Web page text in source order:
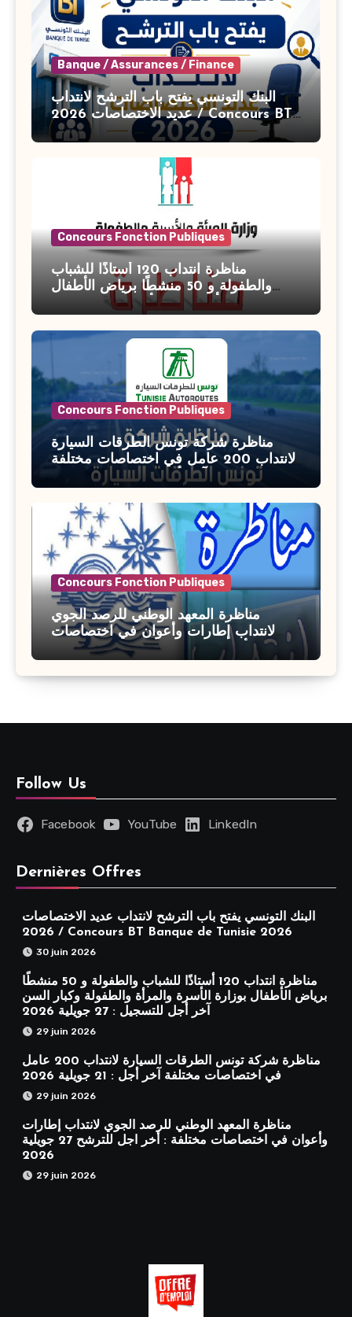
Banque / Assurances / Finance
البنك التونسي يفتح باب الترشح لانتداب
عديد الاختصاصات 2026 / Concours BT
Banque de Tunisie 2026
Concours Fonction Publiques
مناظرة انتداب 120 أستاذًا للشباب
والطفولة و 50 منشطًا برياض الأطفال
بوزارة الأسرة والمرأة والطفولة وكبار
Concours Fonction Publiques
مناظرة شركة تونس الطرقات السيارة
لانتداب 200 عامل في اختصاصات مختلفة
آخر أجل : 21 جويلية 2026
Concours Fonction Publiques
مناظرة المعهد الوطني للرصد الجوي
لانتداب إطارات وأعوان في اختصاصات
مختلفة : أخر اجل للترشح 27 جويلية 2026
Follow Us
Facebook YouTube LinkedIn
Dernières Offres
البنك التونسي يفتح باب الترشح لانتداب عديد الاختصاصات
2026 / Concours BT Banque de Tunisie 2026
30 juin 2026
مناظرة انتداب 120 أستاذًا للشباب والطفولة و 50 منشطًا
برياض الأطفال بوزارة الأسرة والمرأة والطفولة وكبار السن
آخر أجل للتسجيل : 27 جويلية 2026
29 juin 2026
مناظرة شركة تونس الطرقات السيارة لانتداب 200 عامل
في اختصاصات مختلفة آخر أجل : 21 جويلية 2026
29 juin 2026
مناظرة المعهد الوطني للرصد الجوي لانتداب إطارات
وأعوان في اختصاصات مختلفة : أخر اجل للترشح 27 جويلية
2026
29 juin 2026